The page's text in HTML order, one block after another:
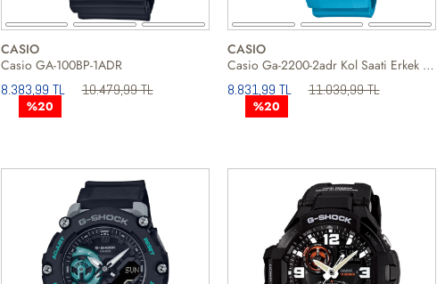
CASIO
Casio GA-100BP-1ADR
8.383,99 TL 10.479,99 TL
%20
CASIO
Casio Ga-2200-2adr Kol Saati Erkek Saat
8.831,99 TL 11.039,99 TL
%20